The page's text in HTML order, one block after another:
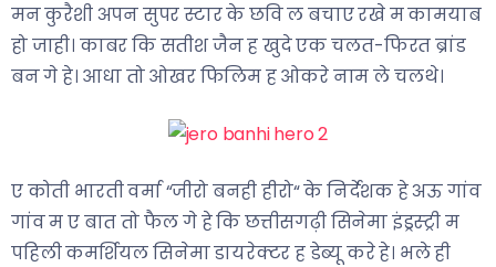
मन कुरैशी अपन सुपर स्टार के छवि ल बचाए रखे म कामयाब
हो जाही। काबर कि सतीश जैन ह खुदे एक चलत-फिरत ब्रांड
बन गे हे। आधा तो ओखर फिलिम ह ओकरे नाम ले चलथे।
ए कोती भारती वर्मा “जीरो बनही हीरो“ के निर्देशक हे अऊ गांव
गांव म ए बात तो फैल गे हे कि छत्तीसगढ़ी सिनेमा इंड्रस्ट्री म
पहिली कमर्शियल सिनेमा डायरेक्टर ह डेब्यू करे हे। भले ही